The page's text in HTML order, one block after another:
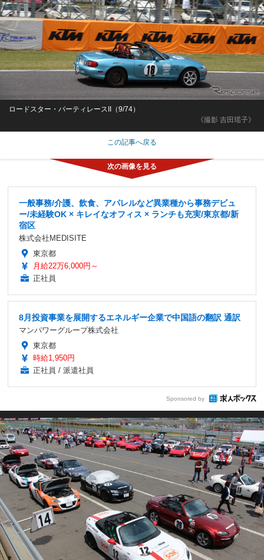
《撮影 吉田瑶子》
ロードスター・パーティレースII（9/74）
この記事へ戻る
一般事務/介護、飲食、アパレルなど異業種から事務デビュ
ー/未経験OK × キレイなオフィス × ランチも充実/東京都/新
宿区
株式会社MEDISITE
東京都
月給22万6,000円～
正社員
8月投資事業を展開するエネルギー企業で中国語の翻訳 通訳
マンパワーグループ株式会社
東京都
時給1,950円
正社員 / 派遣社員
Sponsored by